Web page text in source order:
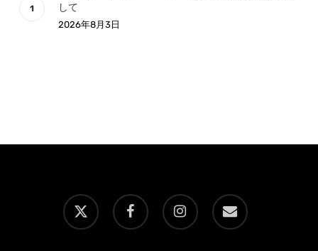
して
2026年8月3日
x-
twitter
facebook instagram email